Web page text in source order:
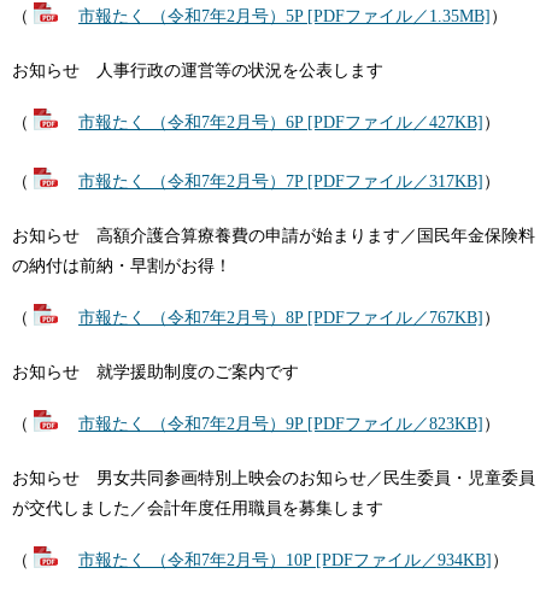
（ 市報たく （令和7年2月号）5P [PDFファイル／1.35MB] ）
お知らせ 人事行政の運営等の状況を公表します
（ 市報たく （令和7年2月号）6P [PDFファイル／427KB] ）
（ 市報たく （令和7年2月号）7P [PDFファイル／317KB] ）
お知らせ 高額介護合算療養費の申請が始まります／国民年金保険料
の納付は前納・早割がお得！
（ 市報たく （令和7年2月号）8P [PDFファイル／767KB] ）
お知らせ 就学援助制度のご案内です
（ 市報たく （令和7年2月号）9P [PDFファイル／823KB] ）
お知らせ 男女共同参画特別上映会のお知らせ／民生委員・児童委員
が交代しました／会計年度任用職員を募集します
（ 市報たく （令和7年2月号）10P [PDFファイル／934KB] ）